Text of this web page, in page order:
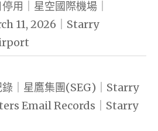
用｜星空國際機場｜
11, 2026｜Starry
錄｜星鷹集團(SEG)｜Starry
Email Records｜Starry